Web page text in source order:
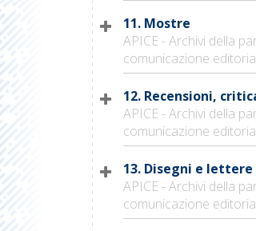
11. Mostre
APICE - Archivi della
comunicazione
12. Recensioni,
APICE - Archivi della
comunicazione
13. Disegni e
APICE - Archivi della
comunicazione